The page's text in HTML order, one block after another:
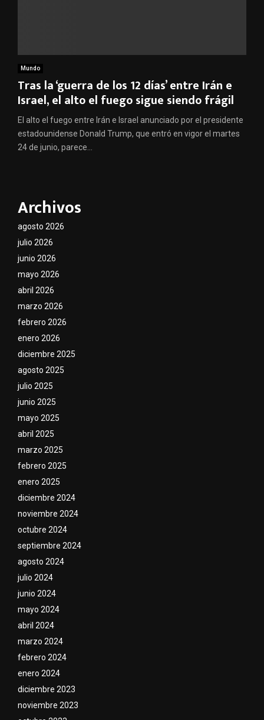
Mundo
Tras la ‘guerra de los 12 días’ entre Irán e
Israel, el alto el fuego sigue siendo frágil
El alto el fuego entre Irán e Israel anunciado por el presidente
estadounidense Donald Trump, que entró en vigor el martes
24 de junio, parece...
Archivos
agosto 2026
julio 2026
junio 2026
mayo 2026
abril 2026
marzo 2026
febrero 2026
enero 2026
diciembre 2025
agosto 2025
julio 2025
junio 2025
mayo 2025
abril 2025
marzo 2025
febrero 2025
enero 2025
diciembre 2024
noviembre 2024
octubre 2024
septiembre 2024
agosto 2024
julio 2024
junio 2024
mayo 2024
abril 2024
marzo 2024
febrero 2024
enero 2024
diciembre 2023
noviembre 2023